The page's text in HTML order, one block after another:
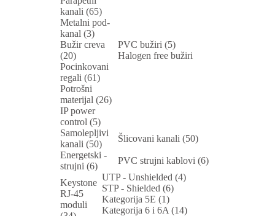
kanali (65)
Metalni pod-
kanal (3)
Bužir creva
(20)
PVC bužiri (5)
Halogen free bužiri
Pocinkovani
regali (61)
Potrošni
materijal (26)
IP power
control (5)
Samolepljivi
kanali (50)
Šlicovani kanali (50)
Energetski -
strujni (6)
PVC strujni kablovi (6)
Keystone
RJ-45
moduli
UTP - Unshielded (4)
STP - Shielded (6)
Kategorija 5E (1)
Kategorija 6 i 6A (14)